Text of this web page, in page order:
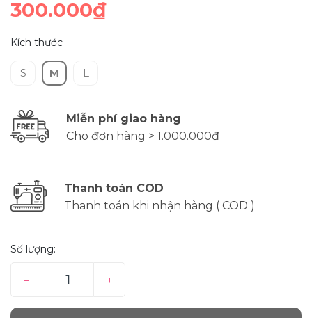
300.000₫
Kích thước
S M L
Miễn phí giao hàng
Cho đơn hàng > 1.000.000đ
Thanh toán COD
Thanh toán khi nhận hàng ( COD )
Số lượng:
– +